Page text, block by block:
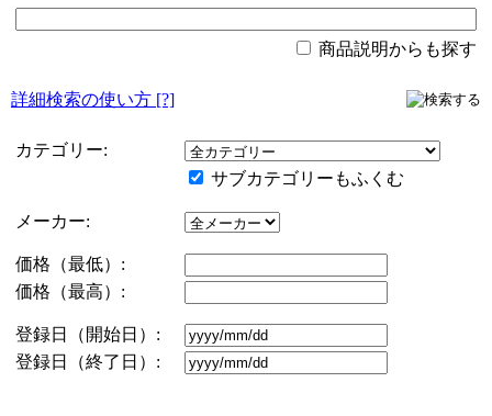
商品説明からも探す
詳細検索の使い方 [?]
カテゴリー:
サブカテゴリーもふくむ
メーカー:
価格（最低）:
価格（最高）:
登録日（開始日）:
登録日（終了日）: